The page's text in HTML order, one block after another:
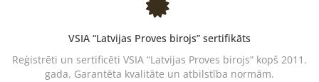
VSIA “Latvijas Proves birojs” sertifikāts
Reģistrēti un sertificēti VSIA “Latvijas Proves birojs” kopš 2011.
gada. Garantēta kvalitāte un atbilstība normām.